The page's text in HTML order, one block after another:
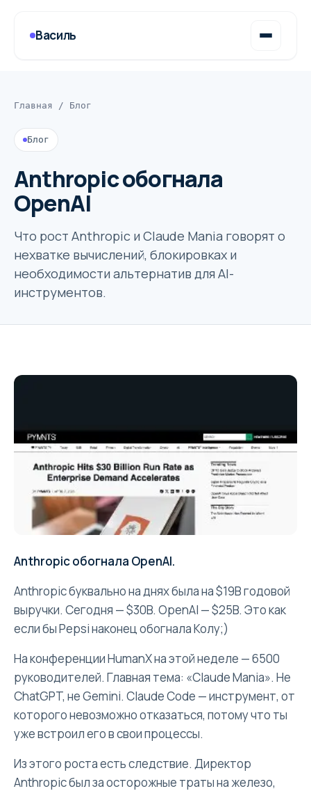
Василь
Главная / Блог
Блог
Anthropic обогнала
OpenAI
Что рост Anthropic и Claude Mania говорят о
нехватке вычислений, блокировках и
необходимости альтернатив для AI-
инструментов.
Anthropic обогнала OpenAI.
Anthropic буквально на днях была на $19B годовой
выручки. Сегодня — $30B. OpenAI — $25B. Это как
если бы Pepsi наконец обогнала Колу;)
На конференции HumanX на этой неделе — 6500
руководителей. Главная тема: «Claude Mania». Не
ChatGPT, не Gemini. Claude Code — инструмент, от
которого невозможно отказаться, потому что ты
уже встроил его в свои процессы.
Из этого роста есть следствие. Директор
Anthropic был за осторожные траты на железо,